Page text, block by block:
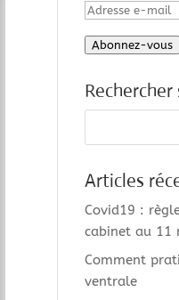
Adresse
mail
Abonnez-vous
Articles
Covid19 :
cabinet au 11
Comment
ventrale